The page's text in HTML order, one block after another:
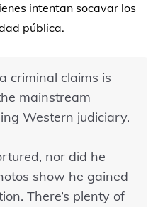
intentan socavar los
pública.
criminal claims is
mainstream
Western judiciary.
nor did he
show he gained
There’s plenty of